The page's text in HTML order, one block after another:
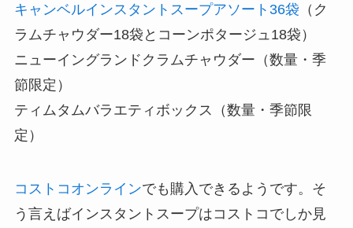
キャンベルインスタントスープアソート36袋 （ク
ラムチャウダー18袋とコーンポタージュ18袋）
ニューイングランドクラムチャウダー（数量・季
節限定）
ティムタムバラエティボックス（数量・季節限
定）
コストコオンラインでも購入できるようです。そ
う言えばインスタントスープはコストコでしか見